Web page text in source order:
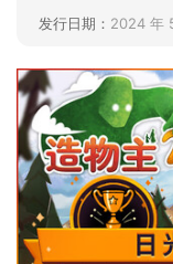
发行日期： 2024 年